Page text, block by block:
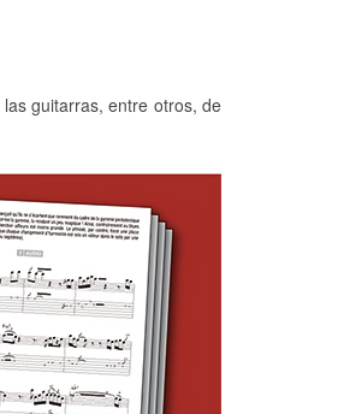
guitarras, entre otros, de